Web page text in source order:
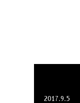
2017.9.5